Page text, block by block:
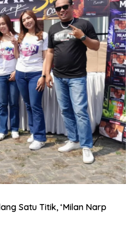
Satu Titik, ‘Milan Narp